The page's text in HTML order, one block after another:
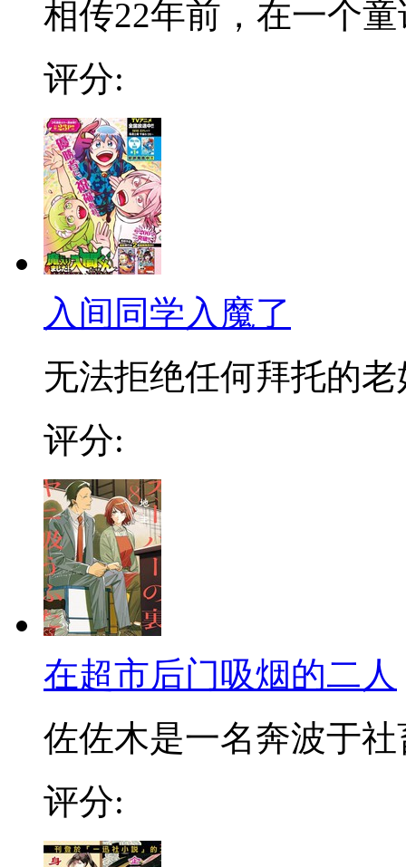
相传22年前，在一个
评分:
入间同学入魔了
无法拒绝任何拜托的老
评分:
在超市后门吸烟的二人
佐佐木是一名奔波于社
评分: